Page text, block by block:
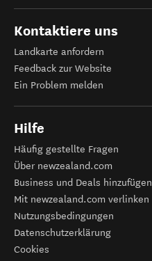
Kontaktiere uns
Landkarte anfordern
Feedback zur Website
Ein Problem melden
Hilfe
Häufig gestellte Fragen
Über newzealand.com
Business und Deals hinzufügen
Mit newzealand.com verlinken
Nutzungsbedingungen
Datenschutzerklärung
Cookies